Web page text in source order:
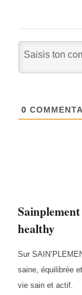
healthy
Sur
saine, équilibrée
vie sain et actif.
0